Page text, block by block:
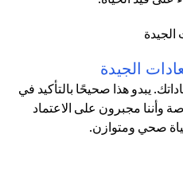
الجيدة
يبدو هذا صحيحًا بالتأكيد في
وأننا مجبرون على الاعتماد
صحي ومتوازن.